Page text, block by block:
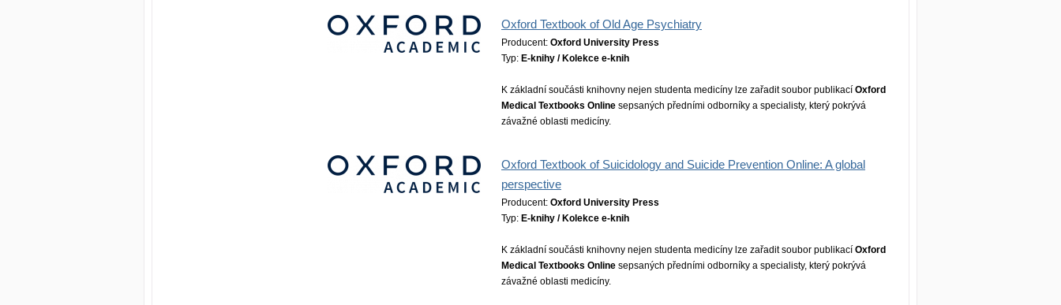
Oxford Textbook of Old Age Psychiatry
Producent: Oxford University Press
Typ: E-knihy / Kolekce e-knih
K základní součásti knihovny nejen studenta medicíny lze zařadit soubor publikací Oxford
Medical Textbooks Online sepsaných předními odborníky a specialisty, který pokrývá
závažné oblasti medicíny.
Oxford Textbook of Suicidology and Suicide Prevention Online: A global
perspective
Producent: Oxford University Press
Typ: E-knihy / Kolekce e-knih
K základní součásti knihovny nejen studenta medicíny lze zařadit soubor publikací Oxford
Medical Textbooks Online sepsaných předními odborníky a specialisty, který pokrývá
závažné oblasti medicíny.